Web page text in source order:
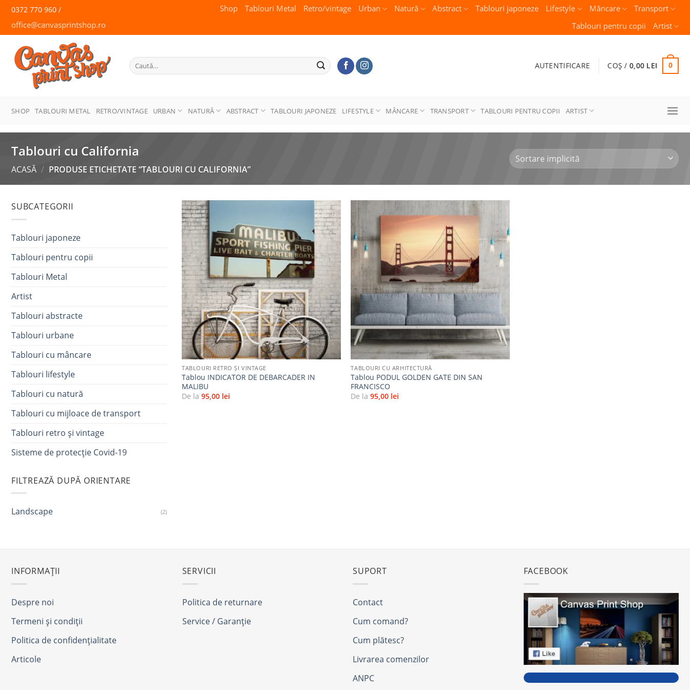
Skip
content
0372 770 960 /
office@canvasprintshop.ro
Shop Tablouri Metal Retro/vintage Urban Natură Abstract Tablouri japoneze Lifestyle Mâncare
Transport
Tablouri pentru copii
Artist
CANVAS
PRINT SHOP
Caută
după:
AUTENTIFICARE COȘ / 0,00 LEI 0
SHOP TABLOURI METAL RETRO/VINTAGE URBAN NATURĂ ABSTRACT TABLOURI JAPONEZE LIFESTYLE MÂNCARE TRANSPORT TABLOURI PENTRU COPII ARTIST
Tablouri cu California
ACASĂ / PRODUSE ETICHETATE “TABLOURI CU CALIFORNIA”
SUBCATEGORII
Tablouri japoneze
Tablouri pentru copii
Tablouri Metal
Artist
Tablouri abstracte
Tablouri urbane
Tablouri cu mâncare
Tablouri lifestyle
Tablouri cu natură
Tablouri cu mijloace de transport
Tablouri retro și vintage
Sisteme de protecție Covid-19
FILTREAZĂ DUPĂ ORIENTARE
Landscape (2)
Adaugă
la
favorite
+
TABLOURI RETRO ȘI VINTAGE
Tablou INDICATOR DE DEBARCADER IN
MALIBU
De la95,00 lei
Adaugă
la
favorite
+
TABLOURI CU ARHITECTURĂ
Tablou PODUL GOLDEN GATE DIN SAN
FRANCISCO
De la95,00 lei
INFORMAȚII
Despre noi
Termeni și condiții
Politica de confidențialitate
Articole
SERVICII
Politica de returnare
Service / Garanție
SUPORT
Contact
Cum comand?
Cum plătesc?
Livrarea comenzilor
ANPC
FACEBOOK